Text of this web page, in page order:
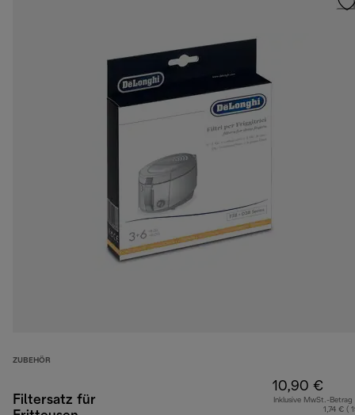
ZUBEHÖR
Filtersatz für
10,90 €
Inklusive MwSt.-Betrag
1,74 € (